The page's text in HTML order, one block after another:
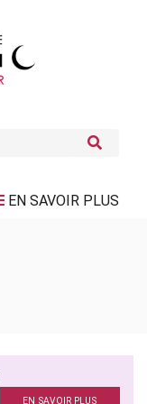
EN SAVOIR PLUS
EN SAVOIR PLUS